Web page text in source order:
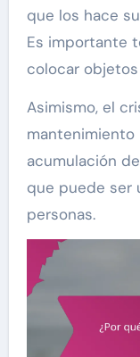
que los hace
Es importante
colocar
Asimismo, el
mantenimiento
acumulación
que puede ser
personas.